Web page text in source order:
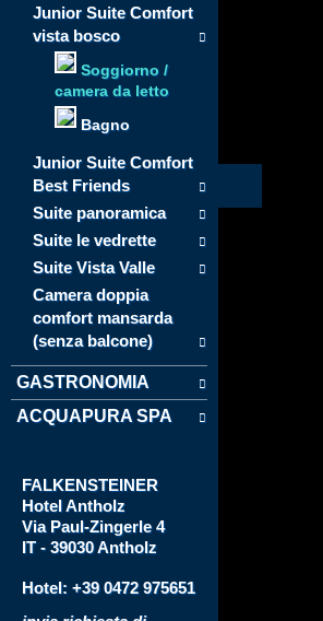
Junior Suite Comfort
vista bosco
Soggiorno /
camera da letto
Bagno
Junior Suite Comfort
Best Friends
Suite panoramica
Suite le vedrette
Suite Vista Valle
Camera doppia
comfort mansarda
(senza balcone)
GASTRONOMIA
ACQUAPURA SPA
FALKENSTEINER
HotelAntholz
Via Paul-Zingerle 4
IT - 39030 Antholz
Hotel: +39 0472 975651